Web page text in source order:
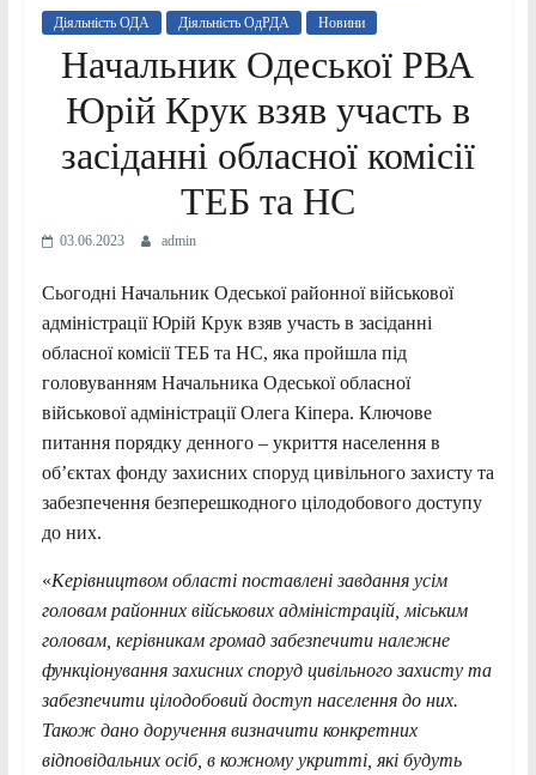
Діяльність ОДА Діяльність ОдРДА Новини
Начальник Одеської РВА
Юрій Крук взяв участь в
засіданні обласної комісії
ТЕБ та НС
03.06.2023 admin
Сьогодні Начальник Одеської районної військової
адміністрації Юрій Крук взяв участь в засіданні
обласної комісії ТЕБ та НС, яка пройшла під
головуванням Начальника Одеської обласної
військової адміністрації Олега Кіпера. Ключове
питання порядку денного – укриття населення в
об’єктах фонду захисних споруд цивільного захисту та
забезпечення безперешкодного цілодобового доступу
до них.
«Керівництвом області поставлені завдання усім
головам районних військових адміністрацій, міським
головам, керівникам громад забезпечити належне
функціонування захисних споруд цивільного захисту та
забезпечити цілодобовий доступ населення до них.
Також дано доручення визначити конкретних
відповідальних осіб, в кожному укритті, які будуть